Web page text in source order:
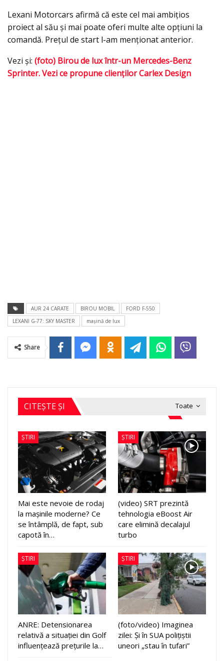
Lexani Motorcars afirmă că este cel mai ambiţios
proiect al său şi mai poate oferi multe alte opţiuni la
comandă. Preţul de start l-am menţionat anterior.
Vezi şi: (foto) Birou de lux într-un Mercedes-Benz
Sprinter. Vezi ce propune clienţilor Carlex Design
AUR 24 CARATE BIROU MOBIL
FORD F-550
LEXANI G-77: SKY MASTER
maşină de lux
Share
Toate
CITEȘTE ȘI
ȘTIRI
Mai este nevoie de rodaj
la mașinile moderne? Ce
se întâmplă, de fapt, sub
capotă în…
ȘTIRI
(video) SRT prezintă
tehnologia eBoost Air
care elimină decalajul
turbo
ȘTIRI
ANRE: Detensionarea
relativă a situației din Golf
influențează prețurile la…
ȘTIRI
(foto/video) Imaginea
zilei: Și în SUA polițiștii
uneori „stau în tufari”